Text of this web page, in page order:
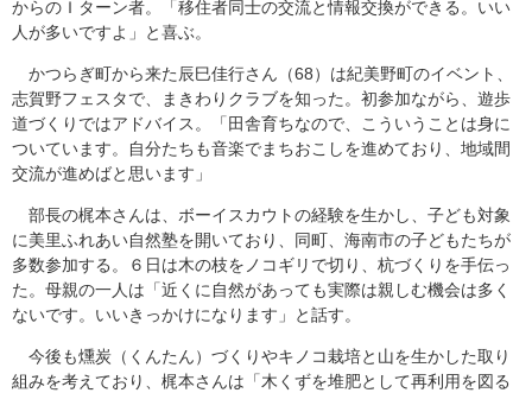
からのＩターン者。「移住者同士の交流と情報交換ができる。いい
人が多いですよ」と喜ぶ。
かつらぎ町から来た辰巳佳行さん（68）は紀美野町のイベント、
志賀野フェスタで、まきわりクラブを知った。初参加ながら、遊歩
道づくりではアドバイス。「田舎育ちなので、こういうことは身に
ついています。自分たちも音楽でまちおこしを進めており、地域間
交流が進めばと思います」
部長の梶本さんは、ボーイスカウトの経験を生かし、子ども対象
に美里ふれあい自然塾を開いており、同町、海南市の子どもたちが
多数参加する。６日は木の枝をノコギリで切り、杭づくりを手伝っ
た。母親の一人は「近くに自然があっても実際は親しむ機会は多く
ないです。いいきっかけになります」と話す。
今後も燻炭（くんたん）づくりやキノコ栽培と山を生かした取り
組みを考えており、梶本さんは「木くずを堆肥として再利用を図る